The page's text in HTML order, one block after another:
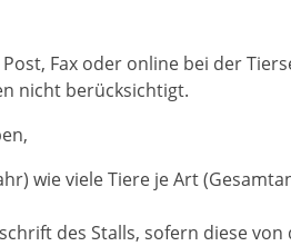
Fax oder online bei der
nicht berücksichtigt.
wie viele Tiere je Art
des Stalls, sofern diese